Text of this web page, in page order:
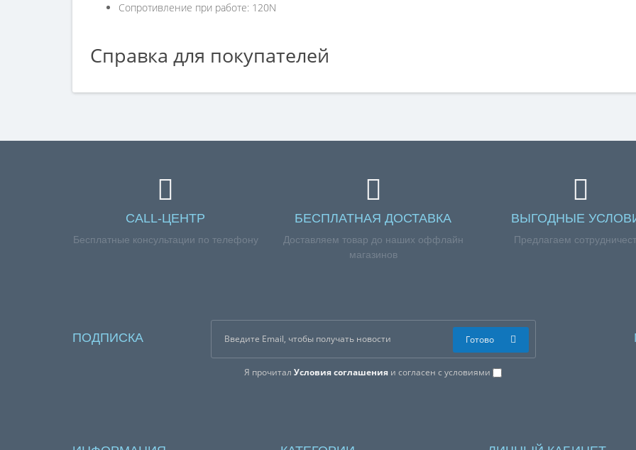
Сопротивление при работе: 120N
Справка для покупателей
обращайтесь к нашим менеджерам по номеру телефона +7 (960) 579-09-09.
CALL-ЦЕНТР
Бесплатные консультации по телефону
БЕСПЛАТНАЯ ДОСТАВКА
Доставляем товар до наших оффлайн
магазинов
ВЫГОДНЫЕ
Предлагаем
ПОДПИСКА
Я прочиталУсловия соглашения и согласен с условиями
Готово